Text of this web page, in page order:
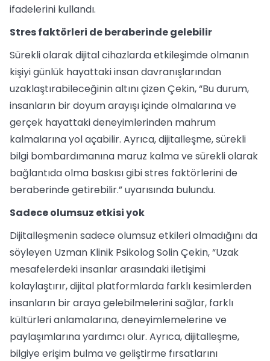
ifadelerini kullandı.
Stres faktörleri de beraberinde gelebilir
Sürekli olarak dijital cihazlarda etkileşimde olmanın
kişiyi günlük hayattaki insan davranışlarından
uzaklaştırabileceğinin altını çizen Çekin, “Bu durum,
insanların bir doyum arayışı içinde olmalarına ve
gerçek hayattaki deneyimlerinden mahrum
kalmalarına yol açabilir. Ayrıca, dijitalleşme, sürekli
bilgi bombardımanına maruz kalma ve sürekli olarak
bağlantıda olma baskısı gibi stres faktörlerini de
beraberinde getirebilir.” uyarısında bulundu.
Sadece olumsuz etkisi yok
Dijitalleşmenin sadece olumsuz etkileri olmadığını da
söyleyen Uzman Klinik Psikolog Solin Çekin, “Uzak
mesafelerdeki insanlar arasındaki iletişimi
kolaylaştırır, dijital platformlarda farklı kesimlerden
insanların bir araya gelebilmelerini sağlar, farklı
kültürleri anlamalarına, deneyimlemelerine ve
paylaşımlarına yardımcı olur. Ayrıca, dijitalleşme,
bilgiye erişim bulma ve geliştirme fırsatlarını